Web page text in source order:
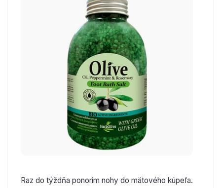
Raz do týždňa ponorím nohy do mätového kúpeľa.